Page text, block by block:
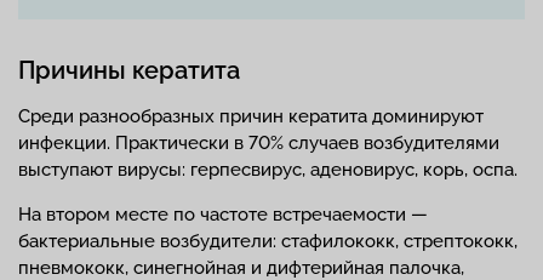
Причины кератита
Среди разнообразных причин кератита доминируют
инфекции. Практически в 70% случаев возбудителями
выступают вирусы: герпесвирус, аденовирус, корь, оспа.
На втором месте по частоте встречаемости —
бактериальные возбудители: стафилококк, стрептококк,
пневмококк, синегнойная и дифтерийная палочка,